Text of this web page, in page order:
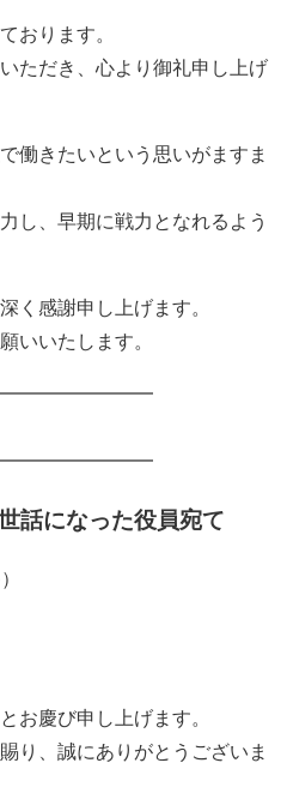
おります。
ただき、心より御礼申し上げ
働きたいという思いがますま
し、早期に戦力となれるよう
く感謝申し上げます。
いいたします。
話になった役員宛て
お慶び申し上げます。
り、誠にありがとうございま